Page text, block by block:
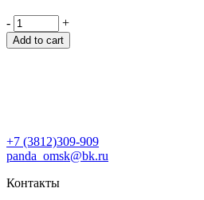
- +
Add to cart
+7 (3812)309-909
panda_omsk@bk.ru
Контакты